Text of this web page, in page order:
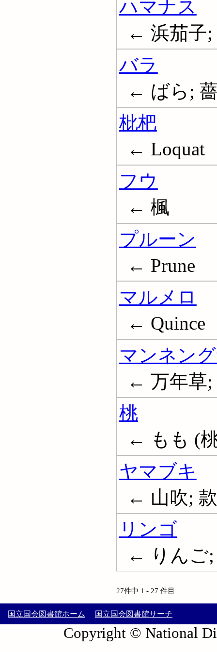
ハマナス
← 浜茄子;
バラ
← ばら;
枇杷
← Loquat
フウ
← 楓
プルーン
← Prune
マルメロ
← Quince
マンネン
← 万年草;
桃
← もも (
ヤマブキ
← 山吹;
リンゴ
← りんご;
27件中 1 - 27 件目
国立国会図書館ホーム 国立国会図書館サーチ
Copyright © National